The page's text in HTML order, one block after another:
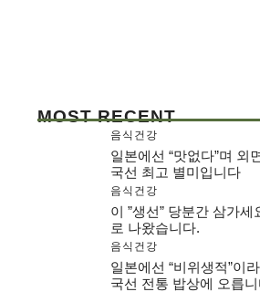
MOST RECENT
음식건강
일본에선 “맛없다”며
국선 최고 별미입니다
음식건강
이 ”생선” 당분간 삼가
로 나왔습니다.
음식건강
일본에선 “비위생적”이
국선 전통 밥상에 오릅